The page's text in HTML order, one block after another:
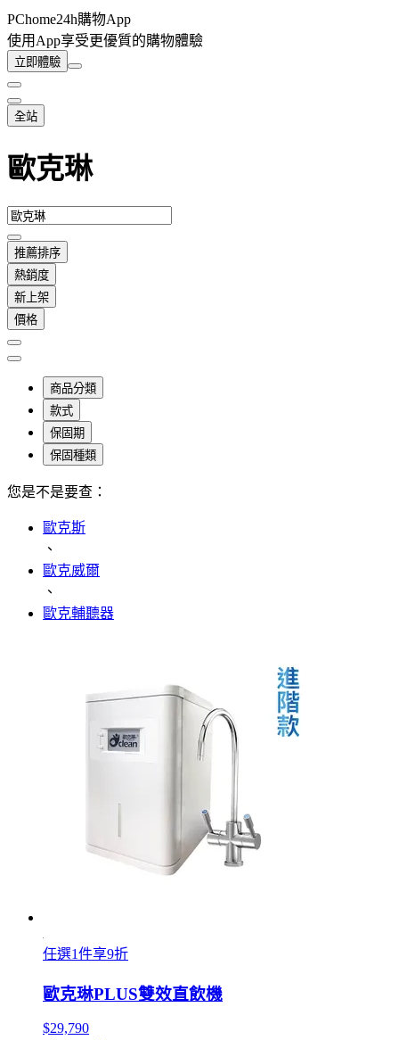
PChome24h購物App
使用App享受更優質的購物體驗
立即體驗
全站
歐克琳
推薦排序
熱銷度
新上架
價格
商品分類
款式
保固期
保固種類
您是不是要查：
歐克斯
、
歐克威爾
、
歐克輔聽器
任選1件享9折
歐克琳PLUS雙效直飲機
$29,790